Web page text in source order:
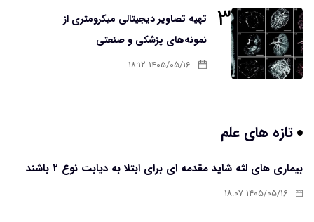
۳
تهیه تصاویر دیجیتالی میکرومتری از
نمونه‌های پزشکی و صنعتی
۱۴۰۵/۰۵/۱۶ ۱۸:۱۲
تازه های علم
بیماری های لثه شاید مقدمه ای برای ابتلا به دیابت نوع ۲ باشند
۱۴۰۵/۰۵/۱۶ ۱۸:۰۷